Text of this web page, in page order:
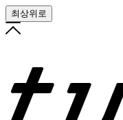
최상위로